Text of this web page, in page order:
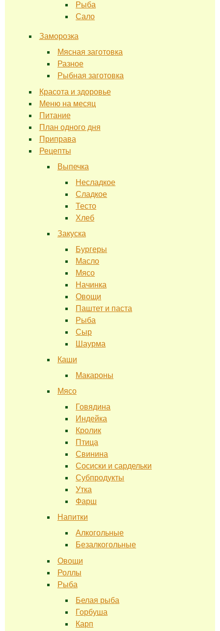
Рыба
Сало
Заморозка
Мясная заготовка
Разное
Рыбная заготовка
Красота и здоровье
Меню на месяц
Питание
План одного дня
Приправа
Рецепты
Выпечка
Несладкое
Сладкое
Тесто
Хлеб
Закуска
Бургеры
Масло
Мясо
Начинка
Овощи
Паштет и паста
Рыба
Сыр
Шаурма
Каши
Макароны
Мясо
Говядина
Индейка
Кролик
Птица
Свинина
Сосиски и сардельки
Субпродукты
Утка
Фарш
Напитки
Алкогольные
Безалкогольные
Овощи
Роллы
Рыба
Белая рыба
Горбуша
Карп